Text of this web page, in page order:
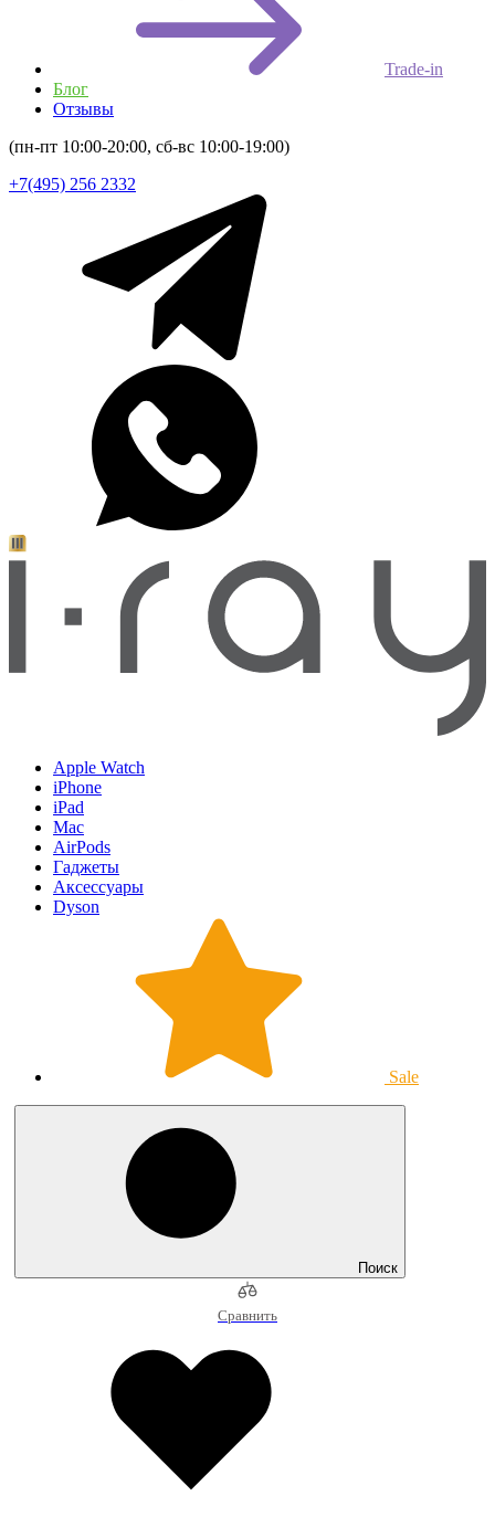
Trade-in
Блог
Отзывы
(пн-пт 10:00-20:00, сб-вс 10:00-19:00)
+7(495) 256 2332
Apple Watch
iPhone
iPad
Mac
AirPods
Гаджеты
Аксессуары
Dyson
Sale
Поиск
Сравнить